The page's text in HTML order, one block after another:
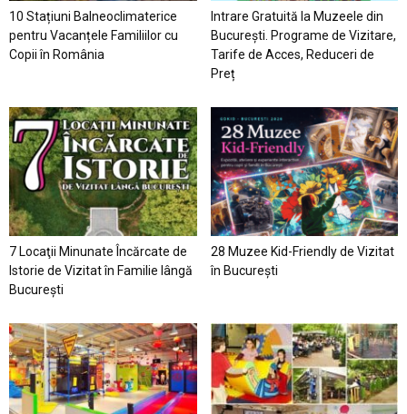
10 Stațiuni Balneoclimaterice
pentru Vacanțele Familiilor cu
Copii în România
Intrare Gratuită la Muzeele din
București. Programe de Vizitare,
Tarife de Acces, Reduceri de
Preț
7 Locaţii Minunate Încărcate de
Istorie de Vizitat în Familie lângă
București
28 Muzee Kid-Friendly de Vizitat
în București